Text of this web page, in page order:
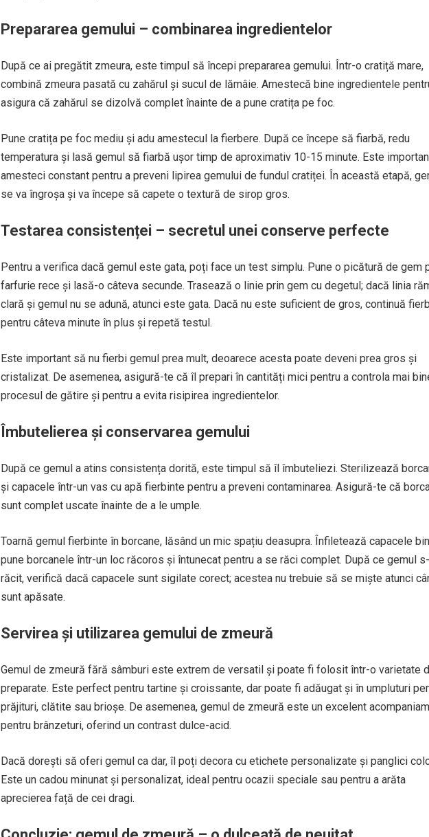
Prepararea gemului – combinarea ingredientelor
După ce ai pregătit zmeura, este timpul să începi prepararea gemului. Într-o cratiță mare,
combină zmeura pasată cu zahărul și sucul de lămâie. Amestecă bine ingredientele
asigura că zahărul se dizolvă complet înainte de a pune cratița pe foc.
Pune cratița pe foc mediu și adu amestecul la fierbere. După ce începe să fiarbă, redu
temperatura și lasă gemul să fiarbă ușor timp de aproximativ 10-15 minute. Este
amesteci constant pentru a preveni lipirea gemului de fundul cratiței. În această etapă,
se va îngroșa și va începe să capete o textură de sirop gros.
Testarea consistenței – secretul unei conserve perfecte
Pentru a verifica dacă gemul este gata, poți face un test simplu. Pune o picătură de gem
farfurie rece și lasă-o câteva secunde. Trasează o linie prin gem cu degetul; dacă linia
clară și gemul nu se adună, atunci este gata. Dacă nu este suficient de gros, continuă
pentru câteva minute în plus și repetă testul.
Este important să nu fierbi gemul prea mult, deoarece acesta poate deveni prea gros și
cristalizat. De asemenea, asigură-te că îl prepari în cantități mici pentru a controla mai
procesul de gătire și pentru a evita risipirea ingredientelor.
Îmbutelierea și conservarea gemului
După ce gemul a atins consistența dorită, este timpul să îl îmbuteliezi. Sterilizează
și capacele într-un vas cu apă fierbinte pentru a preveni contaminarea. Asigură-te că
sunt complet uscate înainte de a le umple.
Toarnă gemul fierbinte în borcane, lăsând un mic spațiu deasupra. Înfiletează capacele
pune borcanele într-un loc răcoros și întunecat pentru a se răci complet. După ce gemul
răcit, verifică dacă capacele sunt sigilate corect; acestea nu trebuie să se miște atunci
sunt apăsate.
Servirea și utilizarea gemului de zmeură
Gemul de zmeură fără sâmburi este extrem de versatil și poate fi folosit într-o varietate
preparate. Este perfect pentru tartine și croissante, dar poate fi adăugat și în umpluturi
prăjituri, clătite sau brioșe. De asemenea, gemul de zmeură este un excelent
pentru brânzeturi, oferind un contrast dulce-acid.
Dacă dorești să oferi gemul ca dar, îl poți decora cu etichete personalizate și panglici
Este un cadou minunat și personalizat, ideal pentru ocazii speciale sau pentru a arăta
aprecierea față de cei dragi.